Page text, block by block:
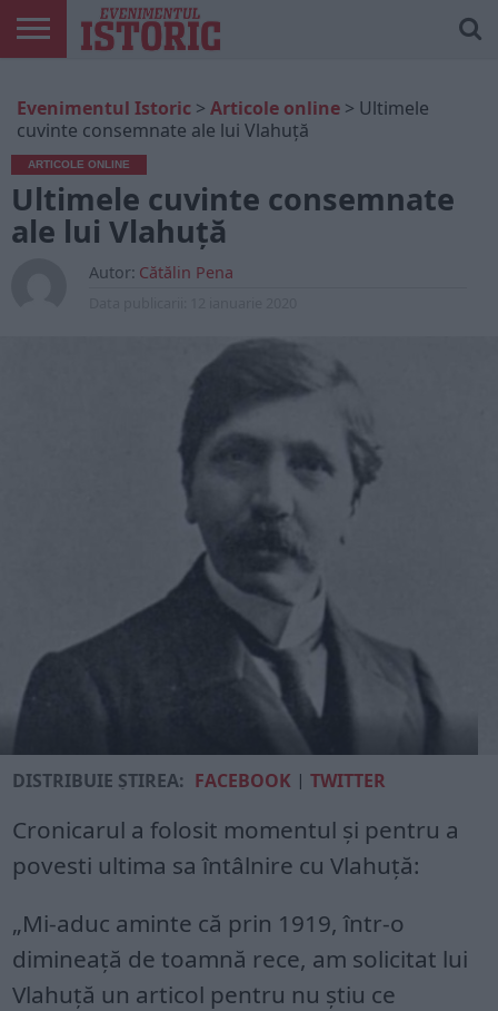
ONLINE
EDIȚII
TIPĂRITE
ISTORIC
PLAY
CONTUL
MEU
Evenimentul Istoric > Articole online > Ultimele
cuvinte consemnate ale lui Vlahuță
ARTICOLE ONLINE
Ultimele cuvinte consemnate
ale lui Vlahuță
Autor: Cătălin Pena
DISTRIBUIE ȘTIREA: FACEBOOK |TWITTER
Cronicarul a folosit momentul şi pentru a
povesti ultima sa întâlnire cu Vlahuţă:
„Mi-aduc aminte că prin 1919, într-o
dimineaţă de toamnă rece, am solicitat lui
Vlahuţă un articol pentru nu ştiu ce